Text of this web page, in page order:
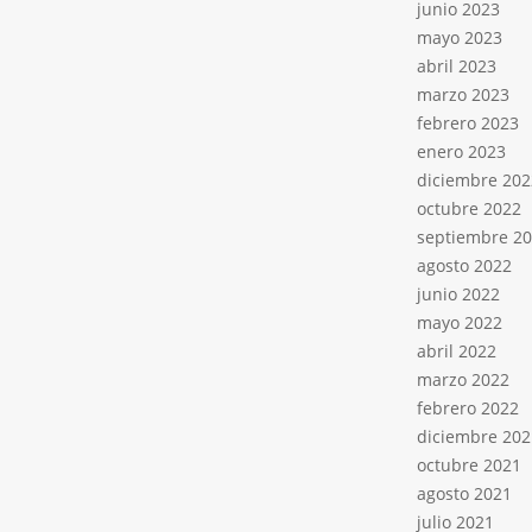
junio 2023
mayo 2023
abril 2023
marzo 2023
febrero 2023
enero 2023
diciembre
octubre 2022
septiembre
agosto 2022
junio 2022
mayo 2022
abril 2022
marzo 2022
febrero 2022
diciembre
octubre 2021
agosto 2021
julio 2021